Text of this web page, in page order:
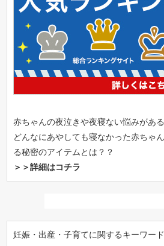
赤ちゃんの夜泣きや夜寝ない悩みがあ
どんなにあやしても寝なかった赤ちゃ
る秘密のアイテムとは？？
＞＞詳細はコチラ
妊娠・出産・子育てに関するキーワー